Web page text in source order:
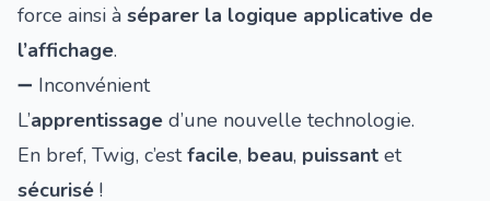
force ainsi à séparer la logique applicative de
l’affichage.
➖ Inconvénient
L’apprentissage d’une nouvelle technologie.
En bref, Twig, c’estfacile, beau, puissant et
sécurisé !